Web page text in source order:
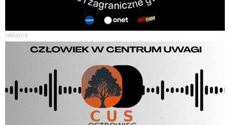
reklama